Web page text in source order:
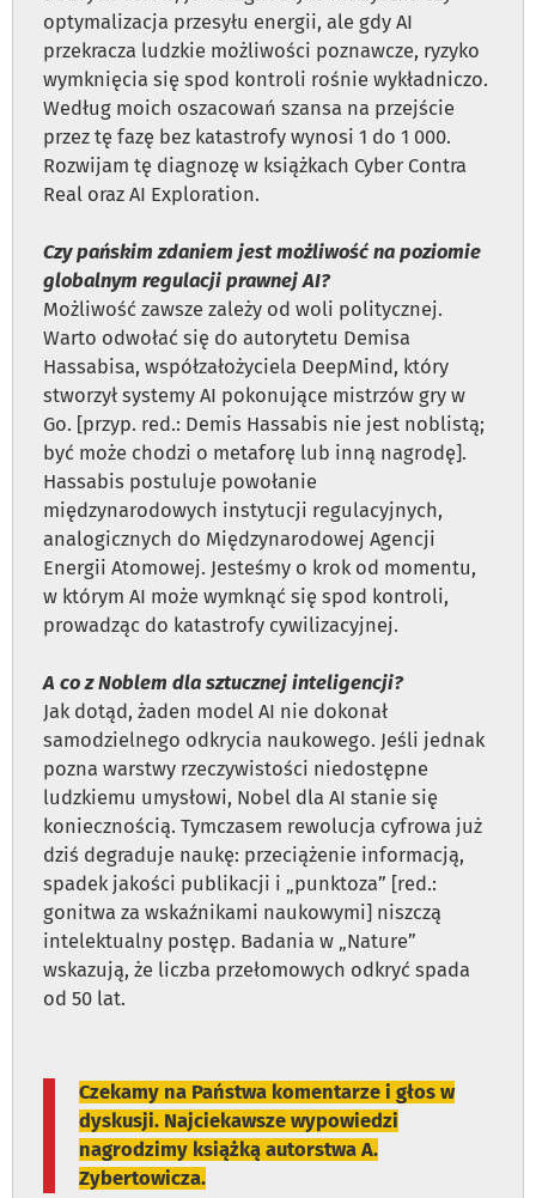
optymalizacja przesyłu energii, ale gdy AI
przekracza ludzkie możliwości poznawcze, ryzyko
wymknięcia się spod kontroli rośnie wykładniczo.
Według moich oszacowań szansa na przejście
przez tę fazę bez katastrofy wynosi 1 do 1 000.
Rozwijam tę diagnozę w książkach Cyber Contra
Real oraz AI Exploration.
Czy pańskim zdaniem jest możliwość na poziomie
globalnym regulacji prawnej AI?
Możliwość zawsze zależy od woli politycznej.
Warto odwołać się do autorytetu Demisa
Hassabisa, współzałożyciela DeepMind, który
stworzył systemy AI pokonujące mistrzów gry w
Go. [przyp. red.: Demis Hassabis nie jest noblistą;
być może chodzi o metaforę lub inną nagrodę].
Hassabis postuluje powołanie
międzynarodowych instytucji regulacyjnych,
analogicznych do Międzynarodowej Agencji
Energii Atomowej. Jesteśmy o krok od momentu,
w którym AI może wymknąć się spod kontroli,
prowadząc do katastrofy cywilizacyjnej.
A co z Noblem dla sztucznej inteligencji?
Jak dotąd, żaden model AI nie dokonał
samodzielnego odkrycia naukowego. Jeśli jednak
pozna warstwy rzeczywistości niedostępne
ludzkiemu umysłowi, Nobel dla AI stanie się
koniecznością. Tymczasem rewolucja cyfrowa już
dziś degraduje naukę: przeciążenie informacją,
spadek jakości publikacji i „punktoza” [red.:
gonitwa za wskaźnikami naukowymi] niszczą
intelektualny postęp. Badania w „Nature”
wskazują, że liczba przełomowych odkryć spada
od 50 lat.
Czekamy na Państwa komentarze i głos w
dyskusji. Najciekawsze wypowiedzi
nagrodzimy książką autorstwa A.
Zybertowicza.